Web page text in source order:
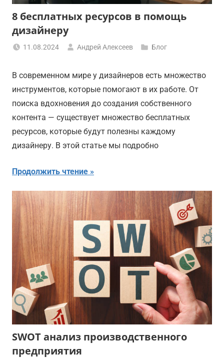
8 бесплатных ресурсов в помощь
дизайнеру
11.08.2024 Андрей Алексеев Блог
В современном мире у дизайнеров есть множество
инструментов, которые помогают в их работе. От
поиска вдохновения до создания собственного
контента — существует множество бесплатных
ресурсов, которые будут полезны каждому
дизайнеру. В этой статье мы подробно
Продолжить чтение
SWOT анализ производственного
предприятия